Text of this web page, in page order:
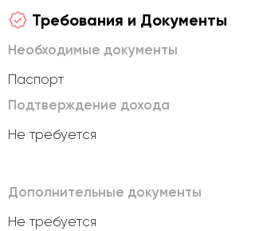
Требования и Документы
Необходимые документы
Паспорт
Подтверждение дохода
Не требуется
Дополнительные документы
Не требуется